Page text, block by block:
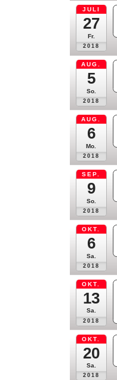
JULI
27
Fr.
2018
AUG.
5
So.
2018
AUG.
6
Mo.
2018
SEP.
9
So.
2018
OKT.
6
Sa.
2018
OKT.
13
Sa.
2018
OKT.
20
Sa.
2018